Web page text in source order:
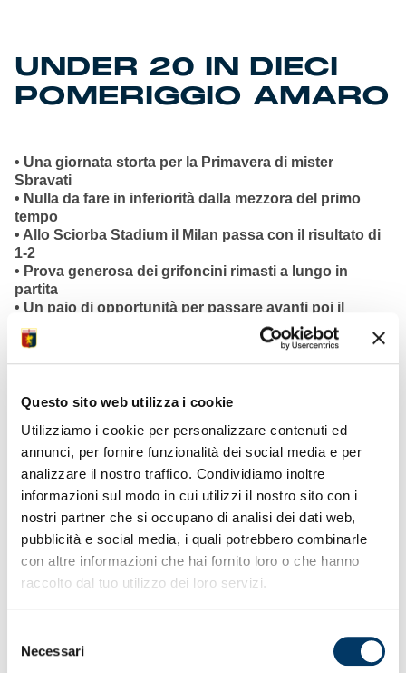
Questo sito web utilizza i cookie
Utilizziamo i cookie per personalizzare contenuti ed
annunci, per fornire funzionalità dei social media e per
analizzare il nostro traffico. Condividiamo inoltre
informazioni sul modo in cui utilizzi il nostro sito con i
nostri partner che si occupano di analisi dei dati web,
pubblicità e social media, i quali potrebbero combinarle
con altre informazioni che hai fornito loro o che hanno
raccolto dal tuo utilizzo dei loro servizi.
delNecessari
UNDER 20 IN DIECI
POMERIGGIO AMARO
• Una giornata storta per la Primavera di mister
Sbravati
• Nulla da fare in inferiorità dalla mezzora del primo
tempo
• Allo Sciorba Stadium il Milan passa con il risultato di
1-2
• Prova generosa dei grifoncini rimasti a lungo in
partita
• Un paio di opportunità per passare avanti poi il
patatrac
• Accorcia nel finale Galvano su assist neo-acquisto
Meola
U20
play-off
• Infortunio serio per attaccante Nuredini in avvio di
gara